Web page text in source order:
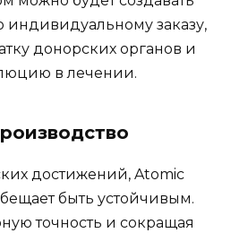
индивидуальному заказу,
донорских органов и
в лечении.
достижений, Atomic
быть устойчивым.
точность и сокращая